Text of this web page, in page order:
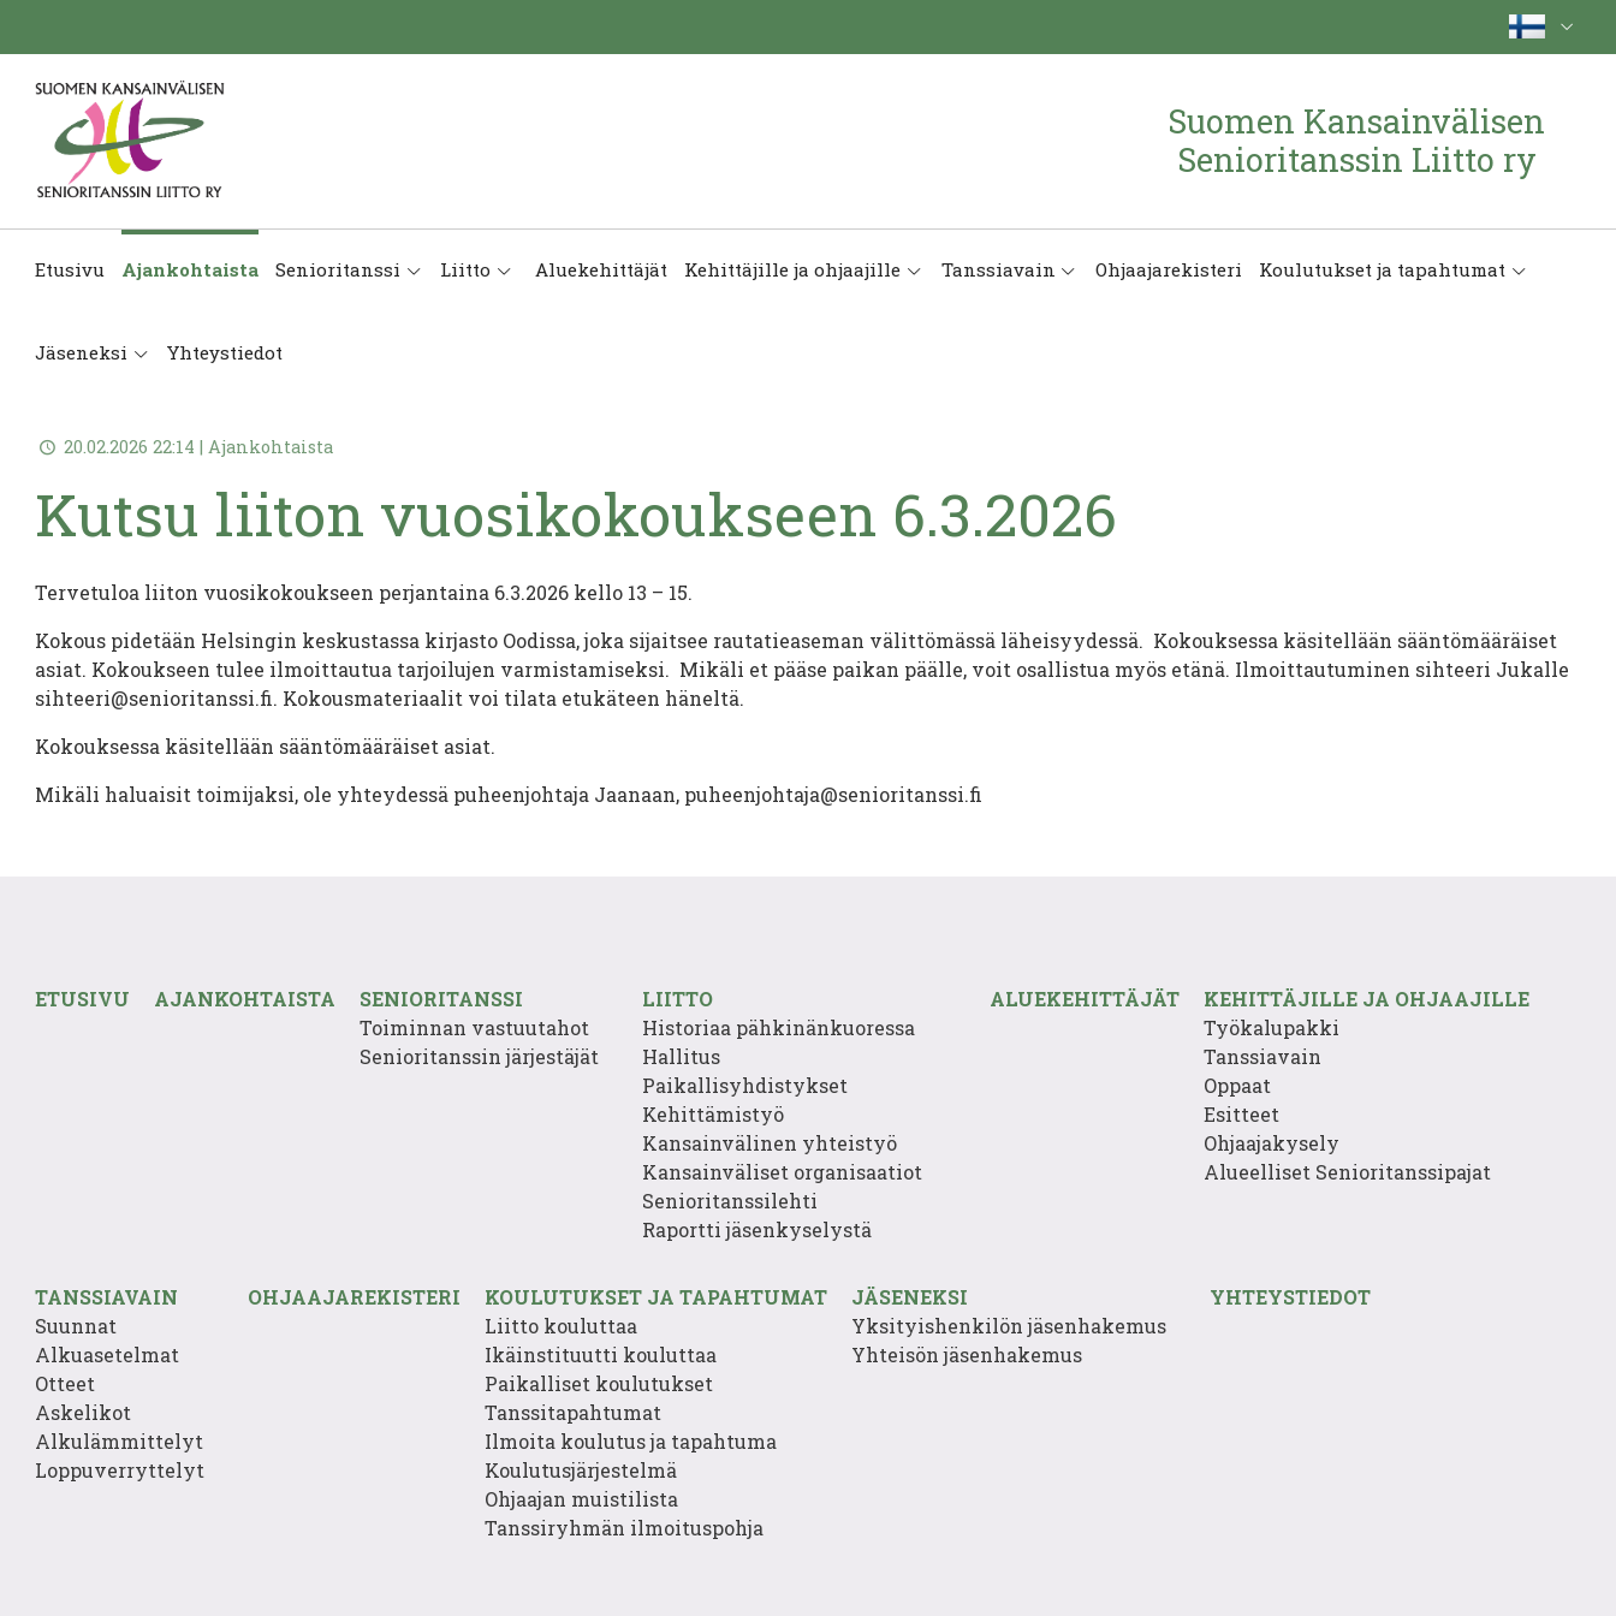
Suomen Kansainvälisen
Senioritanssin Liitto ry
Etusivu Ajankohtaista Senioritanssi Liitto Aluekehittäjät Kehittäjille ja ohjaajille Tanssiavain Ohjaajarekisteri Koulutukset ja tapahtumat
Jäseneksi Yhteystiedot
20.02.2026 22:14 | Ajankohtaista
Kutsu liiton vuosikokoukseen 6.3.2026
Tervetuloa liiton vuosikokoukseen perjantaina 6.3.2026 kello 13 – 15.
Kokous pidetään Helsingin keskustassa kirjasto Oodissa, joka sijaitsee rautatieaseman välittömässä läheisyydessä. Kokouksessa käsitellään sääntömääräiset
asiat. Kokoukseen tulee ilmoittautua tarjoilujen varmistamiseksi. Mikäli et pääse paikan päälle, voit osallistua myös etänä. Ilmoittautuminen sihteeri Jukalle
sihteeri@senioritanssi.fi. Kokousmateriaalit voi tilata etukäteen häneltä.
Kokouksessa käsitellään sääntömääräiset asiat.
Mikäli haluaisit toimijaksi, ole yhteydessä puheenjohtaja Jaanaan, puheenjohtaja@senioritanssi.fi
ETUSIVU AJANKOHTAISTA
SENIORITANSSI
Toiminnan vastuutahot
Senioritanssin järjestäjät
LIITTO
Historiaa pähkinänkuoressa
Hallitus
Paikallisyhdistykset
Kehittämistyö
Kansainvälinen yhteistyö
Kansainväliset organisaatiot
Senioritanssilehti
Raportti jäsenkyselystä
ALUEKEHITTÄJÄT
KEHITTÄJILLE JA OHJAAJILLE
Työkalupakki
Tanssiavain
Oppaat
Esitteet
Ohjaajakysely
Alueelliset Senioritanssipajat
TANSSIAVAIN
Suunnat
Alkuasetelmat
Otteet
Askelikot
Alkulämmittelyt
Loppuverryttelyt
OHJAAJAREKISTERI
KOULUTUKSET JA TAPAHTUMAT
Liitto kouluttaa
Ikäinstituutti kouluttaa
Paikalliset koulutukset
Tanssitapahtumat
Ilmoita koulutus ja tapahtuma
Koulutusjärjestelmä
Ohjaajan muistilista
Tanssiryhmän ilmoituspohja
JÄSENEKSI
Yksityishenkilön jäsenhakemus
Yhteisön jäsenhakemus
YHTEYSTIEDOT